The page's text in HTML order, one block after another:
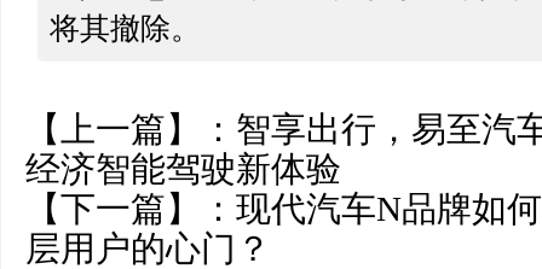
将其撤除。
【上一篇】： 智享出行，易至汽
经济智能驾驶新体验
【下一篇】： 现代汽车N品牌如
层用户的心门？